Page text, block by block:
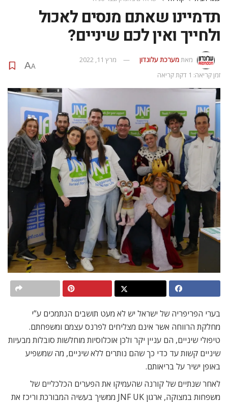
תדמיינו שאתם מנסים לאכול
ולחייך ואין לכם שיניים?
מאתמערכת עלונדון
מרץ 11, 2022
זמן קריאה: 1 דקת קריאה
A
A
בערי הפריפריה של ישראל יש לא מעט תושבים הנתמכים ע”י
מחלקת הרווחה אשר אינם מצליחים לפרנס עצמם ומשפחתם.
טיפולי שיניים, הם עניין יקר ולכן אוכלוסיות מוחלשות סובלות מבעיות
שיניים קשות עד כדי כך שהם נותרים ללא שיניים, מה שמשפיע
באופן ישיר על בריאותם.
לאחר שנתיים של קורנה שהעמיקו את הפערים הכלכליים של
משפחות במצוקה, ארגון JNF UK ממשיך בעשיה המבורכת וריכז את